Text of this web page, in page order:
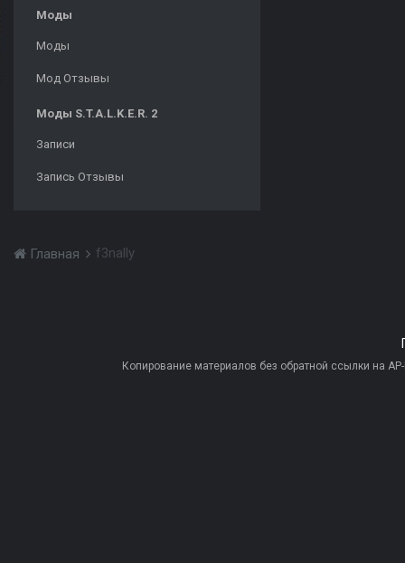
Моды
Моды
Мод Отзывы
Моды S.T.A.L.K.E.R. 2
Записи
Запись Отзывы
Главная f3nally
Копирование материалов без обратной ссылки на